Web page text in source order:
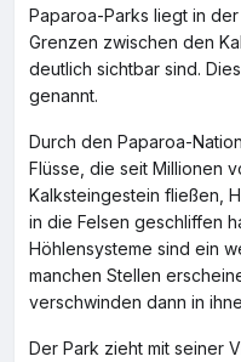
Paparoa-Parks liegt in
Grenzen zwischen den
deutlich sichtbar sind.
genannt.
Durch den Paparoa-
Flüsse, die seit Millionen
Kalksteingestein fließen,
in die Felsen geschliffen
Höhlensysteme sind ein
manchen Stellen
verschwinden dann in
Der Park zieht mit seiner